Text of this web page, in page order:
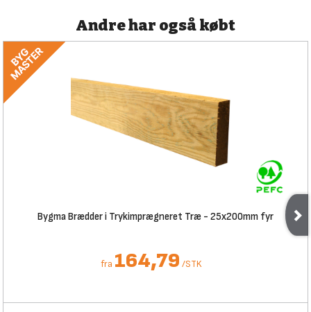
Andre har også købt
Bygma Brædder i Trykimprægneret Træ - 25x200mm fyr
fra 164,79 /STK